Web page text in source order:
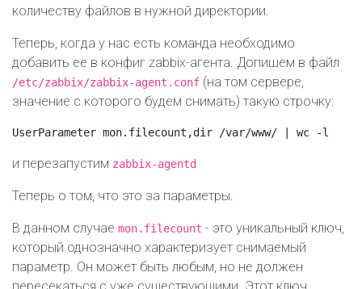
количеству файлов в нужной директории.
Теперь, когда у нас есть команда необходимо
добавить ее в конфиг zabbix-агента. Допишем в файл
/etc/zabbix/zabbix-agent.conf (на том сервере,
значение с которого будем снимать) такую строчку:
и перезапустим zabbix-agentd
Теперь о том, что это за параметры.
В данном случае mon.filecount - это уникальный ключ,
который однозначно характеризует снимаемый
параметр. Он может быть любым, но не должен